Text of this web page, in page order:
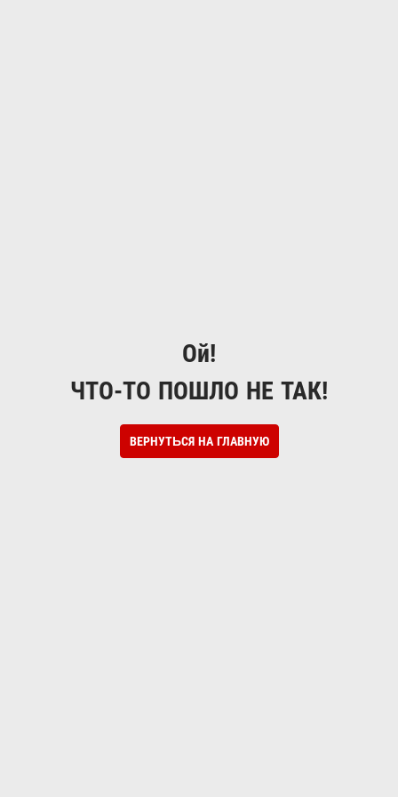
Ой!
ЧТО-ТО ПОШЛО НЕ ТАК!
ВЕРНУТЬСЯ НА ГЛАВНУЮ